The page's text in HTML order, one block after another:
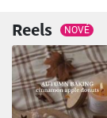
Reels NOVÉ